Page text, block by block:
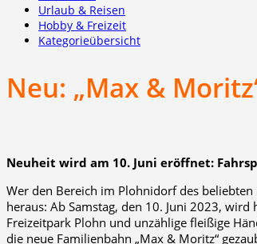
Urlaub & Reisen
Hobby & Freizeit
Kategorieübersicht
Neu: „Max &
Neuheit wird am 10. Juni eröffnet:
Wer den Bereich im Plohnidorf des
heraus: Ab Samstag, den 10. Juni 2023,
Freizeitpark Plohn und unzählige fleißige
die neue Familienbahn „Max & Moritz“